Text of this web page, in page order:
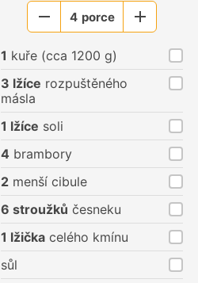
Menší
4 porce
Větší
1 kuře (cca 1200 g)
3 lžíce rozpuštěného
másla
1 lžíce soli
4 brambory
2 menší cibule
6 stroužků česneku
1 lžička celého kmínu
sůl